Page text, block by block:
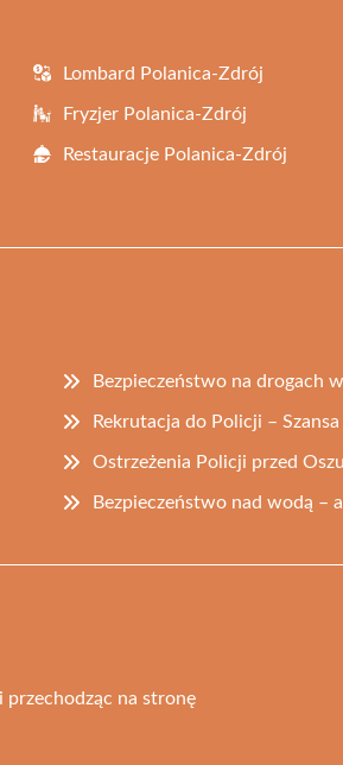
Lombard Polanica-Zdrój
Fryzjer Polanica-Zdrój
Restauracje Polanica-Zdrój
Bezpieczeństwo na drogach
Rekrutacja do Policji –
Ostrzeżenia Policji przed
Bezpieczeństwo nad wodą –
przechodząc na stronę